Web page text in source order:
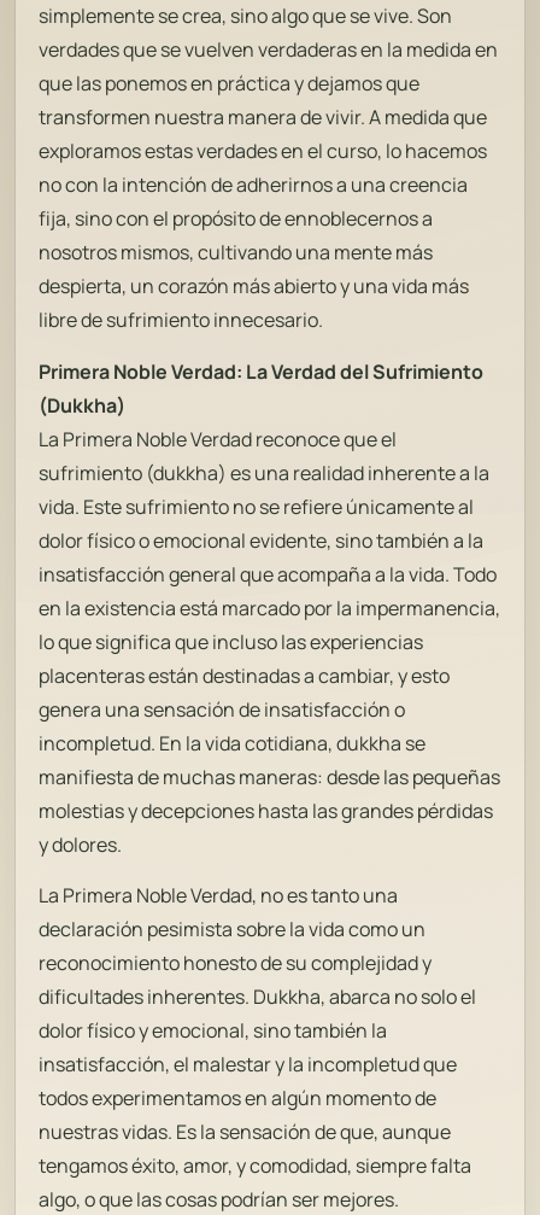
simplemente se crea, sino algo que se vive. Son
verdades que se vuelven verdaderas en la medida en
que las ponemos en práctica y dejamos que
transformen nuestra manera de vivir. A medida que
exploramos estas verdades en el curso, lo hacemos
no con la intención de adherirnos a una creencia
fija, sino con el propósito de ennoblecernos a
nosotros mismos, cultivando una mente más
despierta, un corazón más abierto y una vida más
libre de sufrimiento innecesario.
Primera Noble Verdad: La Verdad del Sufrimiento
(Dukkha)
La Primera Noble Verdad reconoce que el
sufrimiento (dukkha) es una realidad inherente a la
vida. Este sufrimiento no se refiere únicamente al
dolor físico o emocional evidente, sino también a la
insatisfacción general que acompaña a la vida. Todo
en la existencia está marcado por la impermanencia,
lo que significa que incluso las experiencias
placenteras están destinadas a cambiar, y esto
genera una sensación de insatisfacción o
incompletud. En la vida cotidiana, dukkha se
manifiesta de muchas maneras: desde las pequeñas
molestias y decepciones hasta las grandes pérdidas
y dolores.
La Primera Noble Verdad, no es tanto una
declaración pesimista sobre la vida como un
reconocimiento honesto de su complejidad y
dificultades inherentes. Dukkha, abarca no solo el
dolor físico y emocional, sino también la
insatisfacción, el malestar y la incompletud que
todos experimentamos en algún momento de
nuestras vidas. Es la sensación de que, aunque
tengamos éxito, amor, y comodidad, siempre falta
algo, o que las cosas podrían ser mejores.